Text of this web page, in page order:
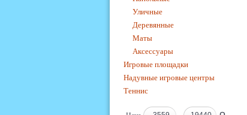
Уличные
Деревянные
Маты
Аксессуары
Игровые площадки
Надувные игровые центры
Теннис